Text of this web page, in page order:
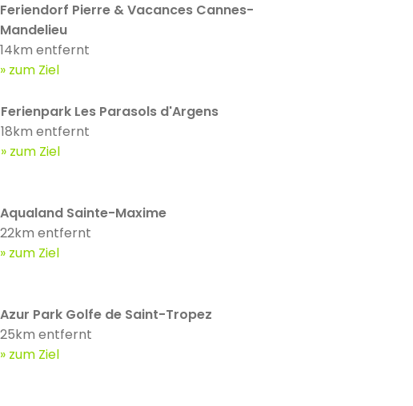
Feriendorf Pierre & Vacances Cannes-
Mandelieu
14km entfernt
zum Ziel
Ferienpark Les Parasols d'Argens
18km entfernt
zum Ziel
Aqualand Sainte-Maxime
22km entfernt
zum Ziel
Azur Park Golfe de Saint-Tropez
25km entfernt
zum Ziel